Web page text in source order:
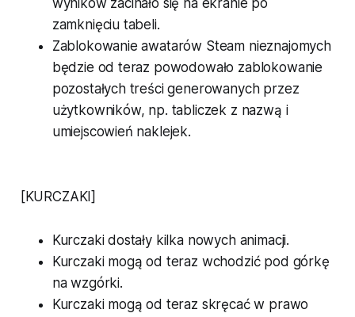
wyników zacinało się na ekranie po
zamknięciu tabeli.
Zablokowanie awatarów Steam nieznajomych
będzie od teraz powodowało zablokowanie
pozostałych treści generowanych przez
użytkowników, np. tabliczek z nazwą i
umiejscowień naklejek.
[KURCZAKI]
Kurczaki dostały kilka nowych animacji.
Kurczaki mogą od teraz wchodzić pod górkę
na wzgórki.
Kurczaki mogą od teraz skręcać w prawo